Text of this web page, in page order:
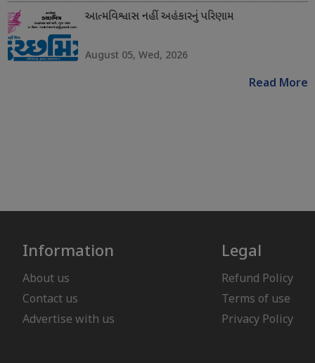
આત્મવિશ્વાસ નહીં અહંકારનું પરિણામ
August 05, Wed, 2026
Read More
Information
About us
Contact us
Advertise with us
Legal
Refund Policy
Terms of use
Privacy Policy